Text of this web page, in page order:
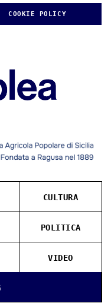
COOKIE POLICY
CULTURA
POLITICA
VIDEO